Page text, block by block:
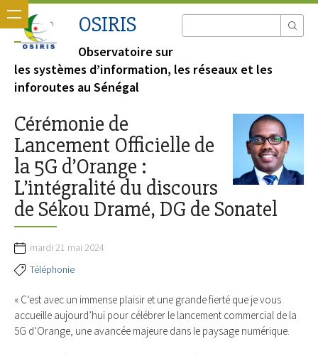
OSIRIS
Observatoire sur
les systèmes d’information, les réseaux et les
inforoutes au Sénégal
Cérémonie de
Lancement Officielle de
la 5G d’Orange :
L’intégralité du discours
de Sékou Dramé, DG de Sonatel
mardi 21 mai 2024
Téléphonie
« C’est avec un immense plaisir et une grande fierté que je vous
accueille aujourd’hui pour célébrer le lancement commercial de la
5G d’Orange, une avancée majeure dans le paysage numérique.